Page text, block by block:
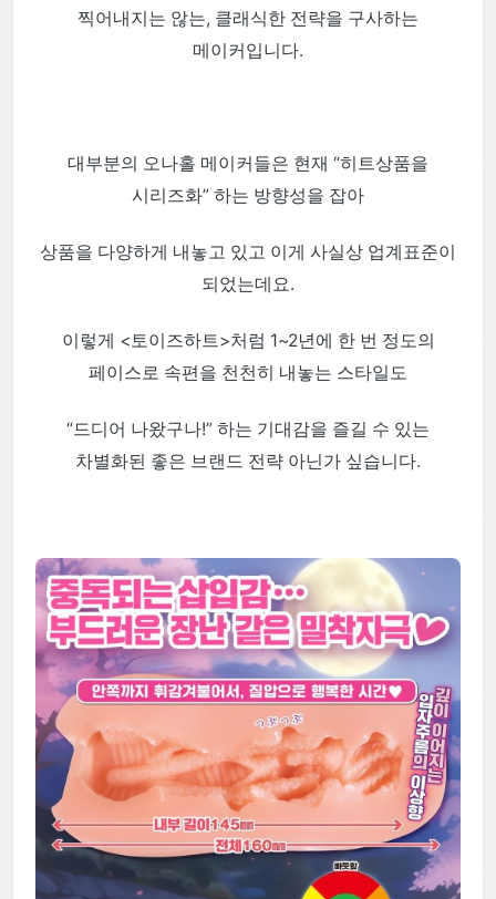
찍어내지는 않는, 클래식한 전략을 구사하는
메이커입니다.
대부분의 오나홀 메이커들은 현재 “히트상품을
시리즈화” 하는 방향성을 잡아
상품을 다양하게 내놓고 있고 이게 사실상 업계표준이
되었는데요.
이렇게 <토이즈하트>처럼 1~2년에 한 번 정도의
페이스로 속편을 천천히 내놓는 스타일도
“드디어 나왔구나!” 하는 기대감을 즐길 수 있는
차별화된 좋은 브랜드 전략 아닌가 싶습니다.